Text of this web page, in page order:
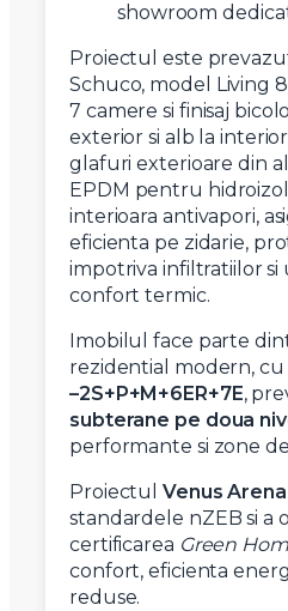
showroom
Proiectul este
Schuco, model Living
7 camere si finisaj
exterior si alb la
glafuri exterioare din
EPDM pentru
interioara antivapori,
eficienta pe zidarie,
impotriva infiltratiilor si
confort termic.
Imobilul face parte
rezidential modern,
–2S+P+M+6ER+7E,
subterane pe doua
performante si zone
Proiectul Venus Arena
standardele nZEB si a
certificarea Green
confort, eficienta
reduse.